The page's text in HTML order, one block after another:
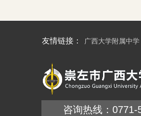
友情链接： 广西大学附属中学
咨询热线：0771-